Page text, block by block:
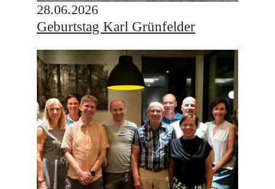
28.06.2026
Geburtstag Karl Grünfelder